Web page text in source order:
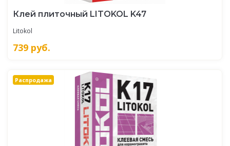
Клей плиточный LITOKOL K47
Litokol
739 руб.
Распродажа